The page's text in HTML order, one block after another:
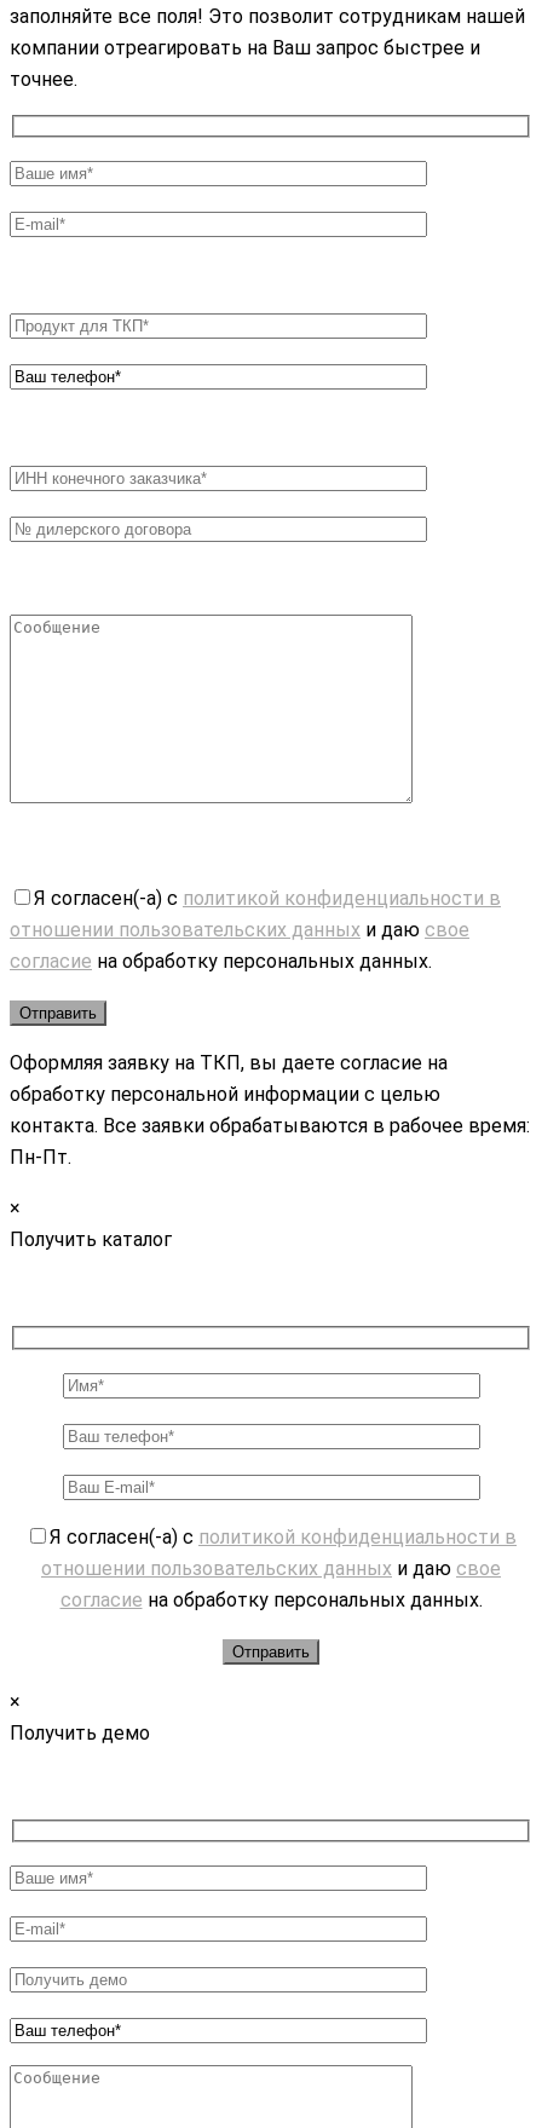
заполняйте все поля! Это позволит сотрудникам нашей
компании отреагировать на Ваш запрос быстрее и
точнее.
Я согласен(-а) с политикой конфиденциальности в
отношении пользовательских данных и даю свое
согласие на обработку персональных данных.
Оформляя заявку на ТКП, вы даете согласие на
обработку персональной информации с целью
контакта. Все заявки обрабатываются в рабочее время:
Пн-Пт.
×
Получить каталог
Я согласен(-а) с политикой конфиденциальности в
отношении пользовательских данных и даю свое
согласие на обработку персональных данных.
×
Получить демо